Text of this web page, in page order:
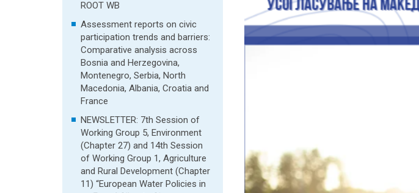
ROOT WB
Assessment reports on civic
participation trends and barriers:
Comparative analysis across
Bosnia and Herzegovina,
Montenegro, Serbia, North
Macedonia, Albania, Croatia and
France
NEWSLETTER: 7th Session of
Working Group 5, Environment
(Chapter 27) and 14th Session
of Working Group 1, Agriculture
and Rural Development (Chapter
11) “European Water Policies in